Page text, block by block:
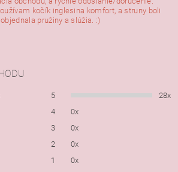
kočík inglesina komfort, a struny boli
pružiny a slúžia. :)
5
28x
4
0x
3
0x
2
0x
1
0x